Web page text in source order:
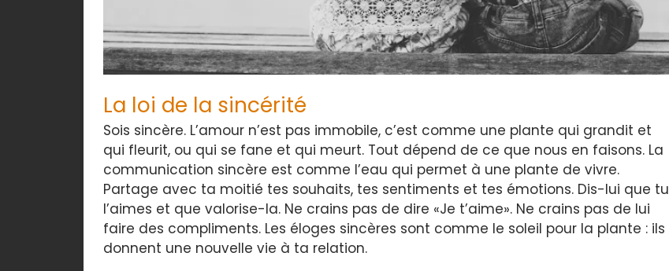
La loi de la sincérité
Sois sincère. L’amour n’est pas immobile, c’est comme une plante qui grandit et
qui fleurit, ou qui se fane et qui meurt. Tout dépend de ce que nous en faisons. La
communication sincère est comme l’eau qui permet à une plante de vivre.
Partage avec ta moitié tes souhaits, tes sentiments et tes émotions. Dis-lui que tu
l’aimes et que valorise-la. Ne crains pas de dire «Je t’aime». Ne crains pas de lui
faire des compliments. Les éloges sincères sont comme le soleil pour la plante : ils
donnent une nouvelle vie à ta relation.